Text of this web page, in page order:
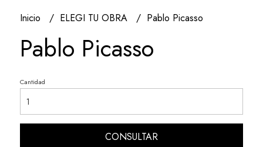
Inicio ELEGI TU OBRA Pablo Picasso
Pablo Picasso
Cantidad
CONSULTAR